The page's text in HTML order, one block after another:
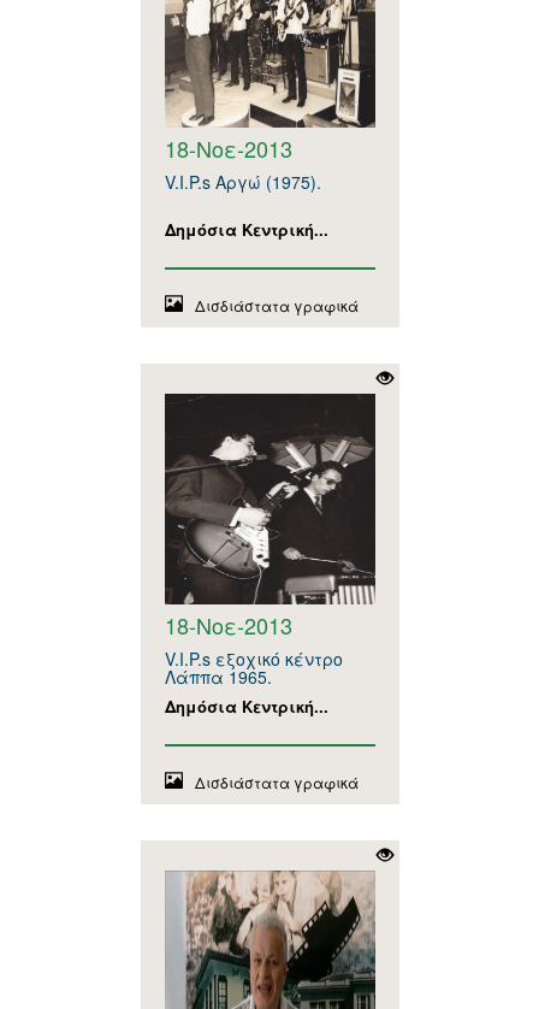
18-Νοε-2013
V.I.P.s Αργώ (1975).
Δημόσια Κεντρική...
Δισδιάστατα γραφικά
18-Νοε-2013
V.I.P.s εξοχικό κέντρο
Λάππα 1965.
Δημόσια Κεντρική...
Δισδιάστατα γραφικά